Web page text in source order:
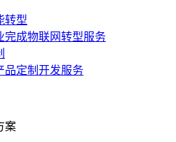
转型
完成物联网转型服务
品定制开发服务
案